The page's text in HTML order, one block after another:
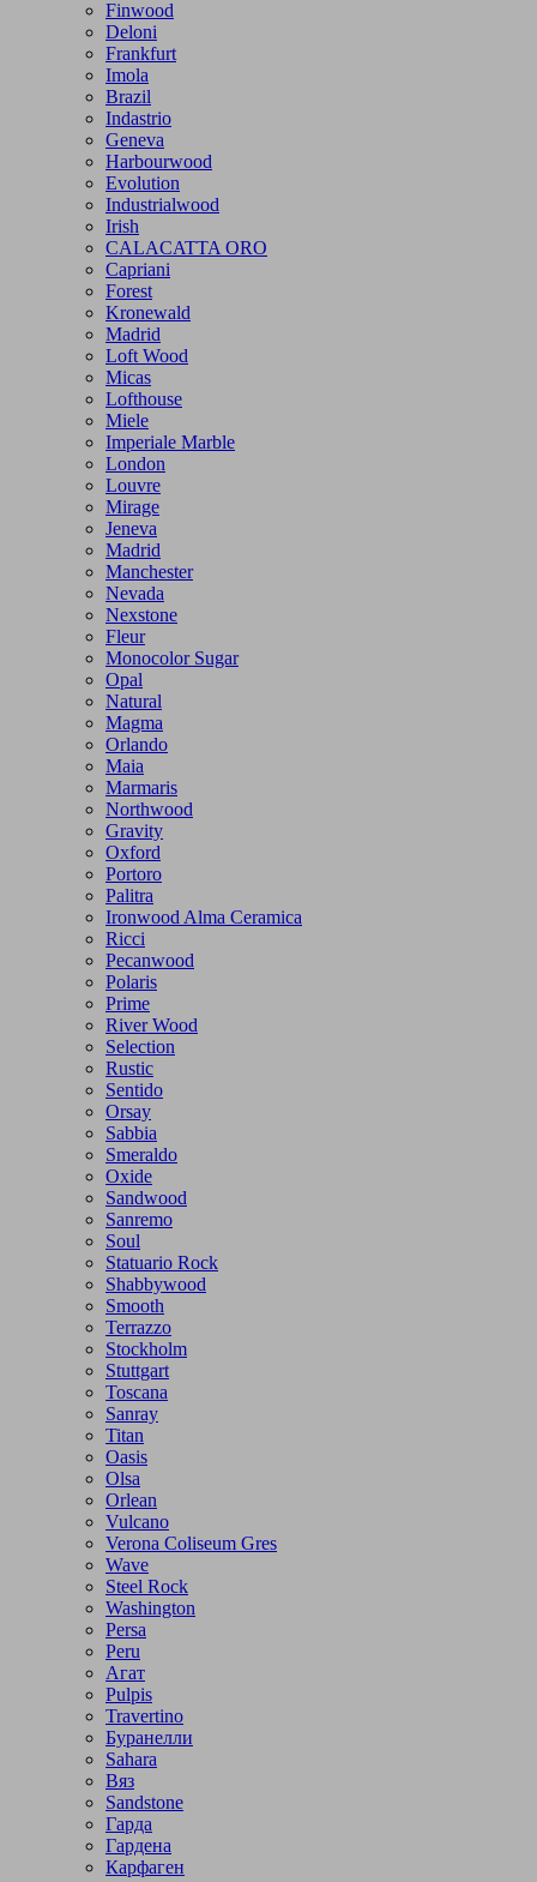
Finwood
Deloni
Frankfurt
Imola
Brazil
Indastrio
Geneva
Harbourwood
Evolution
Industrialwood
Irish
CALACATTA ORO
Capriani
Forest
Kronewald
Madrid
Loft Wood
Micas
Lofthouse
Miele
Imperiale Marble
London
Louvre
Mirage
Jeneva
Madrid
Manchester
Nevada
Nexstone
Fleur
Monocolor Sugar
Opal
Natural
Magma
Orlando
Maia
Marmaris
Northwood
Gravity
Oxford
Portoro
Palitra
Ironwood Alma Ceramica
Ricci
Pecanwood
Polaris
Prime
River Wood
Selection
Rustic
Sentido
Orsay
Sabbia
Smeraldo
Oxide
Sandwood
Sanremo
Soul
Statuario Rock
Shabbywood
Smooth
Terrazzo
Stockholm
Stuttgart
Toscana
Sanray
Titan
Oasis
Olsa
Orlean
Vulcano
Verona Coliseum Gres
Wave
Steel Rock
Washington
Persa
Peru
Агат
Pulpis
Travertino
Буранелли
Sahara
Вяз
Sandstone
Гарда
Гардена
Карфаген